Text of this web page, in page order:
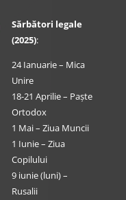
Sărbători legale
(2025):
24 Ianuarie – Mica
Unire
18-21 Aprilie – Paște
Ortodox
1 Mai – Ziua Muncii
1 Iunie – Ziua
Copilului
9 iunie (luni) –
Rusalii